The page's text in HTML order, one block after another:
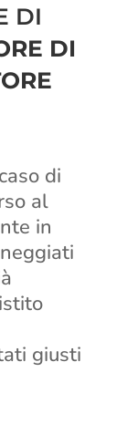
DI
DI
di
al
in
giusti